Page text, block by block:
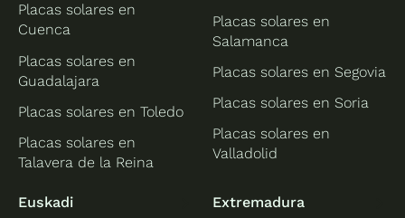
Placas solares en
Cuenca
Placas solares en
Guadalajara
Placas solares en Toledo
Placas solares en
Talavera de la Reina
Placas solares en
Salamanca
Placas solares en Segovia
Placas solares en Soria
Placas solares en
Valladolid
Euskadi
Extremadura